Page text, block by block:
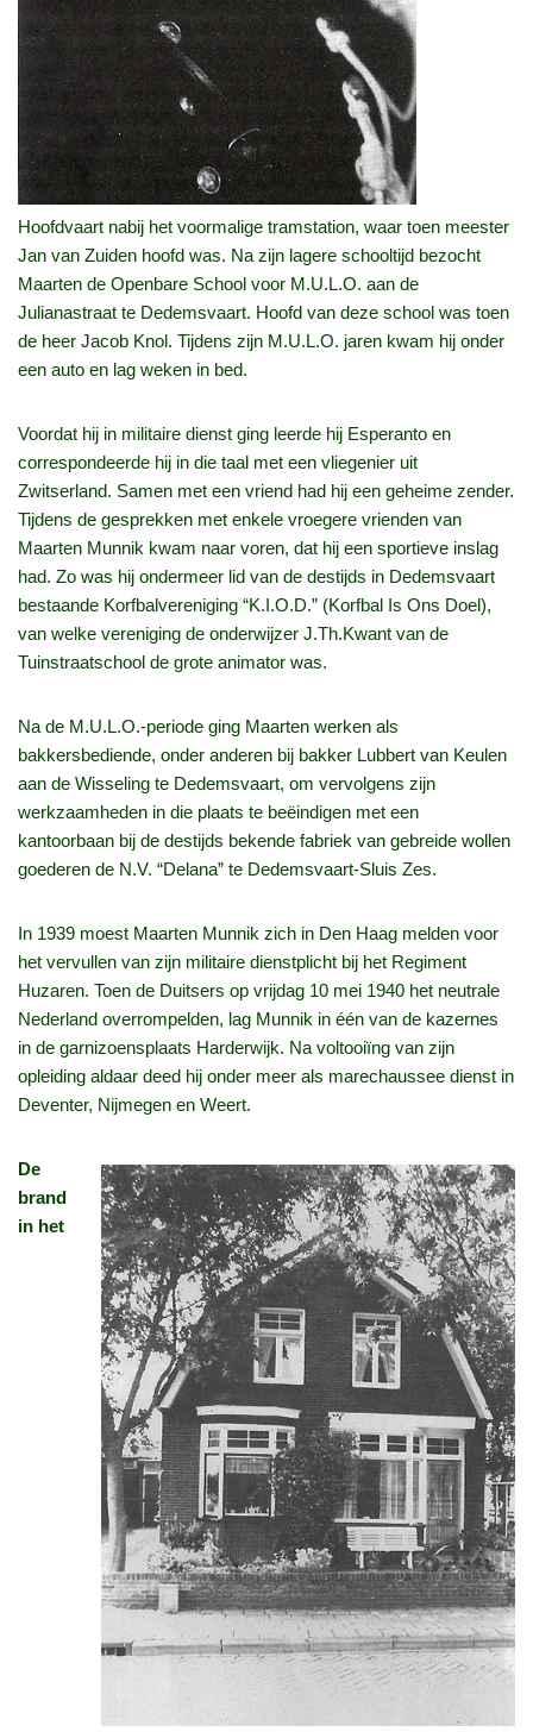
Hoofdvaart nabij het voormalige tramstation, waar toen meester
Jan van Zuiden hoofd was. Na zijn lagere schooltijd bezocht
Maarten de Openbare School voor M.U.L.O. aan de
Julianastraat te Dedemsvaart. Hoofd van deze school was toen
de heer Jacob Knol. Tijdens zijn M.U.L.O. jaren kwam hij onder
een auto en lag weken in bed.
Voordat hij in militaire dienst ging leerde hij Esperanto en
correspondeerde hij in die taal met een vliegenier uit
Zwitserland. Samen met een vriend had hij een geheime zender.
Tijdens de gesprekken met enkele vroegere vrienden van
Maarten Munnik kwam naar voren, dat hij een sportieve inslag
had. Zo was hij ondermeer lid van de destijds in Dedemsvaart
bestaande Korfbalvereniging “K.I.O.D.” (Korfbal Is Ons Doel),
van welke vereniging de onderwijzer J.Th.Kwant van de
Tuinstraatschool de grote animator was.
Na de M.U.L.O.-periode ging Maarten werken als
bakkersbediende, onder anderen bij bakker Lubbert van Keulen
aan de Wisseling te Dedemsvaart, om vervolgens zijn
werkzaamheden in die plaats te beëindigen met een
kantoorbaan bij de destijds bekende fabriek van gebreide wollen
goederen de N.V. “Delana” te Dedemsvaart-Sluis Zes.
In 1939 moest Maarten Munnik zich in Den Haag melden voor
het vervullen van zijn militaire dienstplicht bij het Regiment
Huzaren. Toen de Duitsers op vrijdag 10 mei 1940 het neutrale
Nederland overrompelden, lag Munnik in één van de kazernes
in de garnizoensplaats Harderwijk. Na voltooiïng van zijn
opleiding aldaar deed hij onder meer als marechaussee dienst in
Deventer, Nijmegen en Weert.
De
brand
in het